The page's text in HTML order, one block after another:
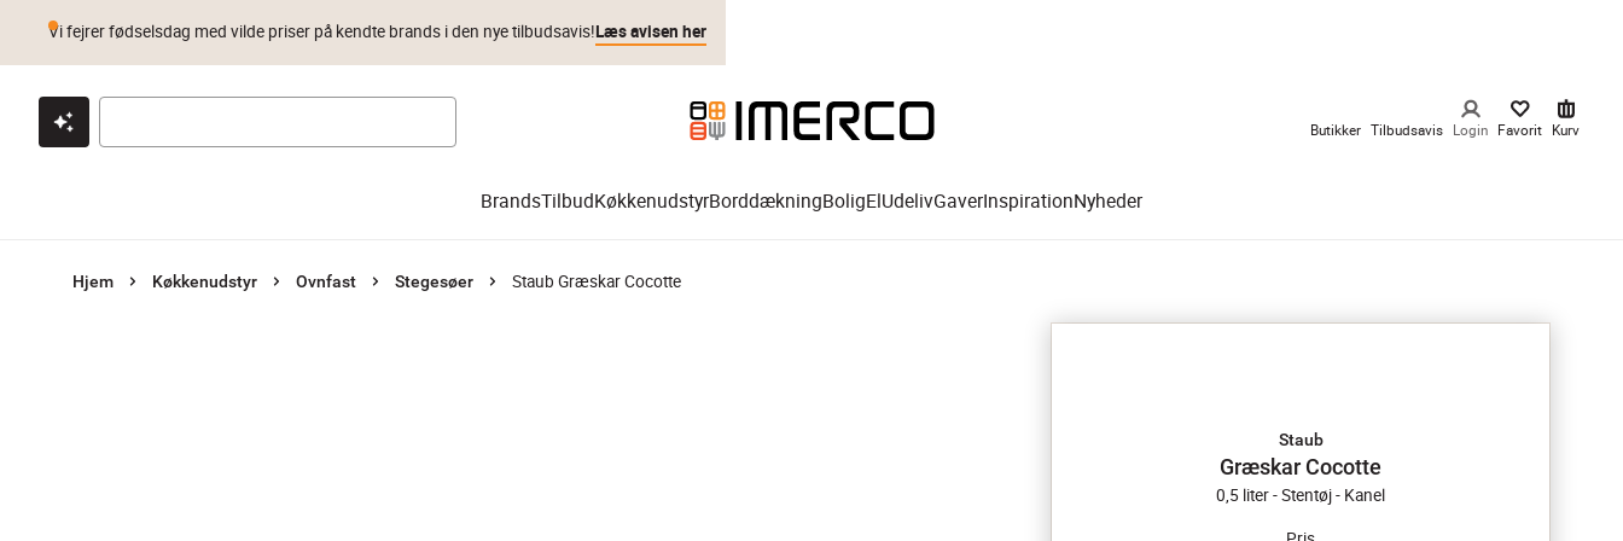
Klik & hent Byt i 1 år Prismatch
Vi fejrer fødselsdag med vilde priser på kendte brands i den nye tilbudsavis!Læs avisen her
Butikker Tilbudsavis Login Favorit Kurv
BrandsTilbudKøkkenudstyrBorddækningBoligElUdelivGaverInspirationNyheder
Hjem Køkkenudstyr Ovnfast Stegesøer Staub Græskar Cocotte
Staub
Græskar Cocotte
0,5 liter - Stentøj - Kanel